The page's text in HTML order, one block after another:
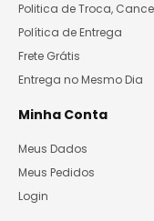
Politica de Troca,
Política de Entrega
Frete Grátis
Entrega no Mesmo Dia
Minha Conta
Meus Dados
Meus Pedidos
Login